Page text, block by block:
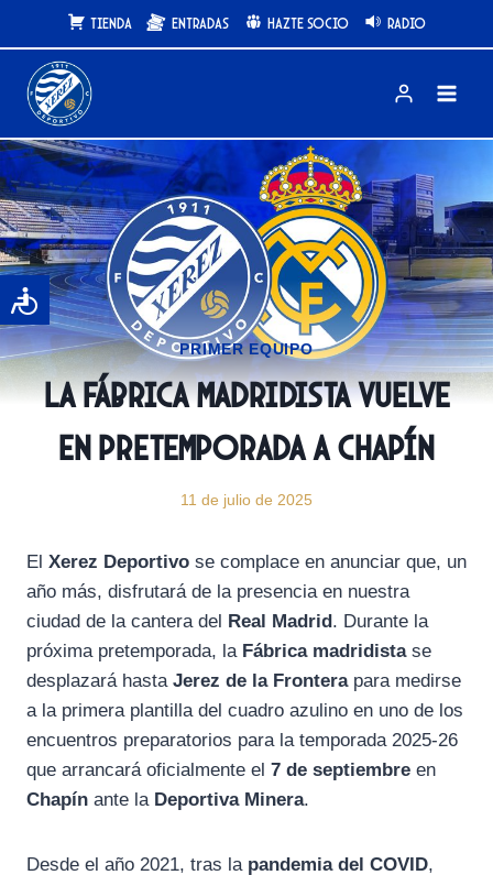
al
contenido
Tienda Entradas Hazte Socio Radio
PRIMER EQUIPO
La Fábrica madridista vuelve
en pretemporada a Chapín
11 de julio de 2025
El Xerez Deportivo se complace en anunciar que, un
año más, disfrutará de la presencia en nuestra
ciudad de la cantera del
Real Madrid . Durante la
próxima pretemporada, la Fábrica madridistase
desplazará hasta Jerez de la Fronterapara medirse
a la primera plantilla del cuadro azulino en uno de los
encuentros preparatorios para la temporada 2025-26
que arrancará oficialmente el 7 de septiembre en
Chapín ante la Deportiva Minera.
Desde el año 2021, tras la pandemia del COVID,